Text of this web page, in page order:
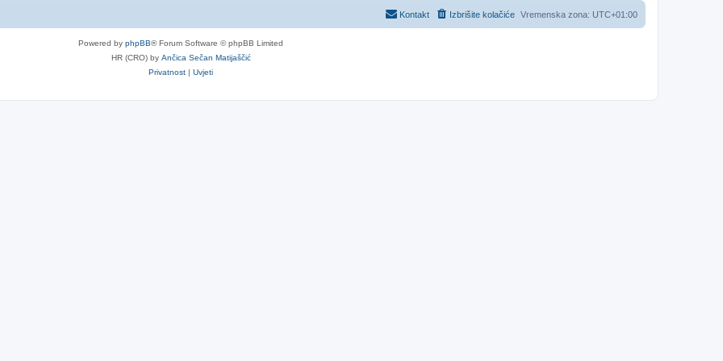
Vremenska zona: UTC+01:00
Izbrišite kolačiće
Kontakt
Powered by phpBB® Forum Software © phpBB Limited
HR (CRO) by Ančica Sečan Matijaščić
Privatnost | Uvjeti